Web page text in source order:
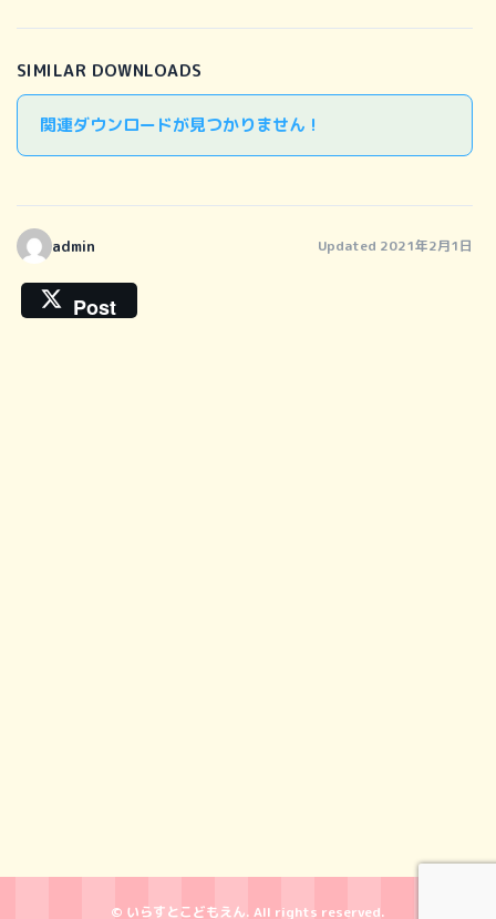
SIMILAR DOWNLOADS
関連ダウンロードが見つかりません !
admin Updated 2021年2月1日
Post
© いらすとこどもえん. All rights reserved.